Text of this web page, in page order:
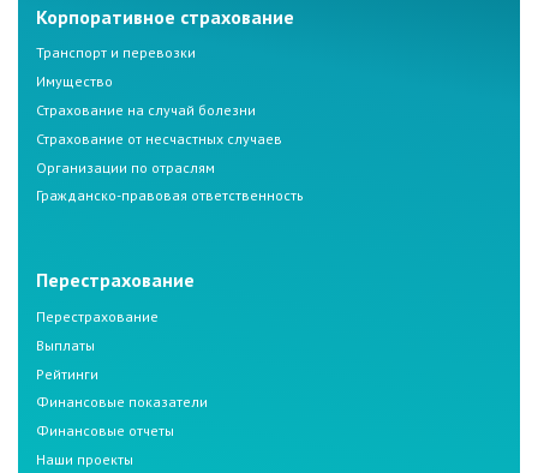
Корпоративное страхование
Транспорт и перевозки
Имущество
Страхование на случай болезни
Страхование от несчастных случаев
Организации по отраслям
Гражданско-правовая ответственность
Перестрахование
Перестрахование
Выплаты
Рейтинги
Финансовые показатели
Финансовые отчеты
Наши проекты